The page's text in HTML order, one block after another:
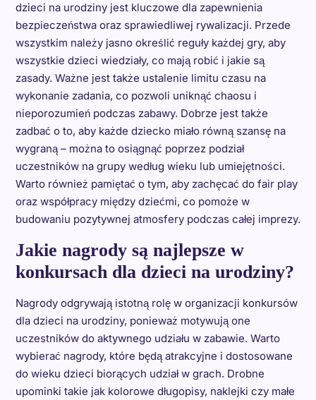
dzieci na urodziny jest kluczowe dla zapewnienia
bezpieczeństwa oraz sprawiedliwej rywalizacji. Przede
wszystkim należy jasno określić reguły każdej gry, aby
wszystkie dzieci wiedziały, co mają robić i jakie są
zasady. Ważne jest także ustalenie limitu czasu na
wykonanie zadania, co pozwoli uniknąć chaosu i
nieporozumień podczas zabawy. Dobrze jest także
zadbać o to, aby każde dziecko miało równą szansę na
wygraną – można to osiągnąć poprzez podział
uczestników na grupy według wieku lub umiejętności.
Warto również pamiętać o tym, aby zachęcać do fair play
oraz współpracy między dziećmi, co pomoże w
budowaniu pozytywnej atmosfery podczas całej imprezy.
Jakie nagrody są najlepsze w
konkursach dla dzieci na urodziny?
Nagrody odgrywają istotną rolę w organizacji konkursów
dla dzieci na urodziny, ponieważ motywują one
uczestników do aktywnego udziału w zabawie. Warto
wybierać nagrody, które będą atrakcyjne i dostosowane
do wieku dzieci biorących udział w grach. Drobne
upominki takie jak kolorowe długopisy, naklejki czy małe